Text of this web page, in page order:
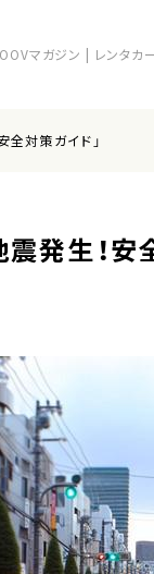
マガジン | レンタカ
全対策ガイド」
発生！安